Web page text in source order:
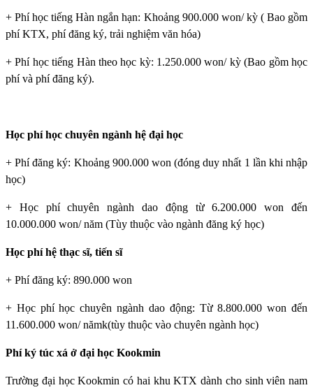
+ Phí học tiếng Hàn ngắn hạn: Khoảng 900.000 won/ kỳ ( Bao gồm
phí KTX, phí đăng ký, trải nghiệm văn hóa)
+ Phí học tiếng Hàn theo học kỳ: 1.250.000 won/ kỳ (Bao gồm học
phí và phí đăng ký).
Học phí học chuyên ngành hệ đại học
+ Phí đăng ký: Khoảng 900.000 won (đóng duy nhất 1 lần khi nhập
học)
+ Học phí chuyên ngành dao động từ 6.200.000 won đến
10.000.000 won/ năm (Tùy thuộc vào ngành đăng ký học)
Học phí hệ thạc sĩ, tiến sĩ
+ Phí đăng ký: 890.000 won
+ Học phí học chuyên ngành dao động: Từ 8.800.000 won đến
11.600.000 won/ nămk(tùy thuộc vào chuyên ngành học)
Phí ký túc xá ở đại học Kookmin
Trường đại học Kookmin có hai khu KTX dành cho sinh viên nam